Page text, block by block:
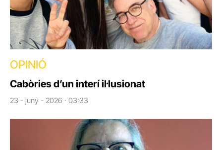
OPINIÓ
Cabòries d’un interí il·lusionat
23 - juny - 2026 · 03:33